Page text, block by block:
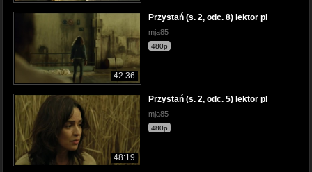
42:36
Przystań (s. 2, odc. 8) lektor pl
mja85
480p
48:19
Przystań (s. 2, odc. 5) lektor pl
mja85
480p